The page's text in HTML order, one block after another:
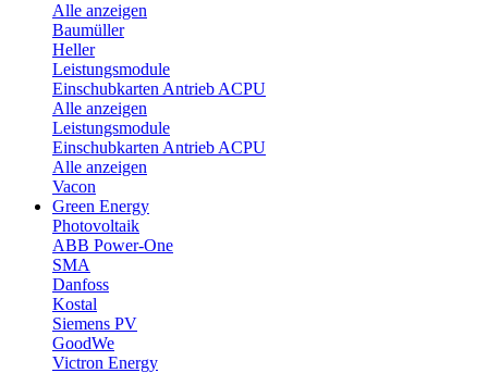
Alle anzeigen
Baumüller
Heller
Leistungsmodule
Einschubkarten Antrieb ACPU
Alle anzeigen
Leistungsmodule
Einschubkarten Antrieb ACPU
Alle anzeigen
Vacon
Green Energy
Photovoltaik
ABB Power-One
SMA
Danfoss
Kostal
Siemens PV
GoodWe
Victron Energy